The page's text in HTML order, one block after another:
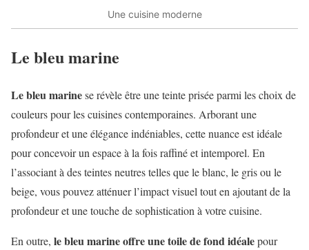
Une cuisine moderne
Le bleu marine
Le bleu marinese révèle être une teinte prisée parmi les choix de
couleurs pour les cuisines contemporaines. Arborant une
profondeur et une élégance indéniables, cette nuance est idéale
pour concevoir un espace à la fois raffiné et intemporel. En
l’associant à des teintes neutres telles que le blanc, le gris ou le
beige, vous pouvez atténuer l’impact visuel tout en ajoutant de la
profondeur et une touche de sophistication à votre cuisine.
En outre, le bleu marine offre une toile de fond idéalepour